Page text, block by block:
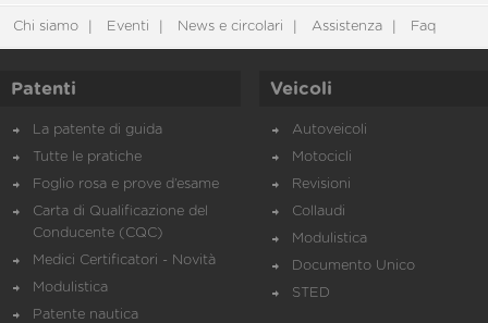
Chi siamo Eventi News e circolari Assistenza Faq
Patenti
La patente di guida
Tutte le pratiche
Foglio rosa e prove d’esame
Carta di Qualificazione del
Conducente (CQC)
Medici Certificatori - Novità
Modulistica
Patente nautica
Veicoli
Autoveicoli
Motocicli
Revisioni
Collaudi
Modulistica
Documento Unico
STED